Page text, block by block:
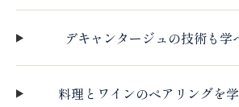
デキャンタージュの技術も学
料理とワインのペアリングを